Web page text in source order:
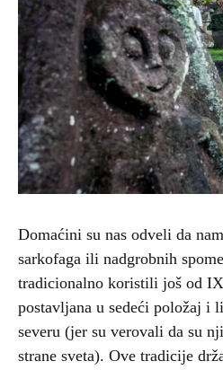
Domaćini su nas odveli da
sarkofaga ili nadgrobnih
tradicionalno koristili još od
postavljana u sedeći položaj i
severu (jer su verovali da su
strane sveta). Ove tradicije